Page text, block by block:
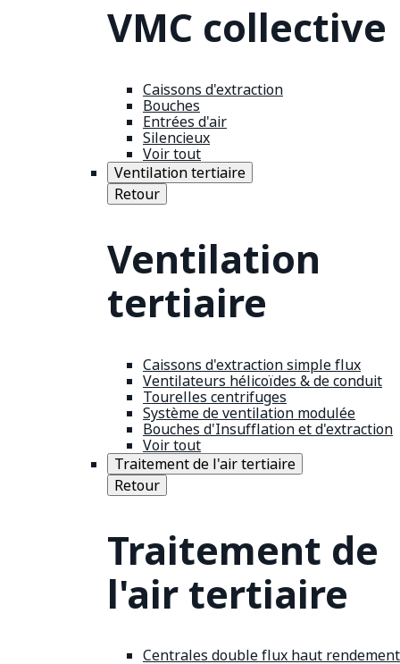
VMC collective
Caissons d'extraction
Bouches
Entrées d'air
Silencieux
Voir tout
Ventilation tertiaire
Retour
Ventilation
tertiaire
Caissons d'extraction simple flux
Ventilateurs hélicoïdes & de conduit
Tourelles centrifuges
Système de ventilation modulée
Bouches d'Insufflation et d'extraction
Voir tout
Traitement de l'air tertiaire
Retour
Traitement de
l'air tertiaire
Centrales double flux haut rendement